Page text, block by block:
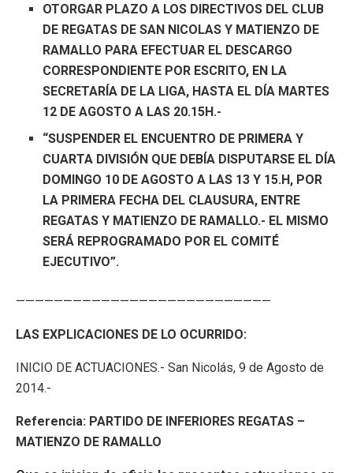
OTORGAR PLAZO A LOS DIRECTIVOS DEL CLUB
DE REGATAS DE SAN NICOLAS Y MATIENZO DE
RAMALLO PARA EFECTUAR EL DESCARGO
CORRESPONDIENTE POR ESCRITO, EN LA
SECRETARÍA DE LA LIGA, HASTA EL DÍA MARTES
12 DE AGOSTO A LAS 20.15H.-
“SUSPENDER EL ENCUENTRO DE PRIMERA Y
CUARTA DIVISIÓN QUE DEBÍA DISPUTARSE EL DÍA
DOMINGO 10 DE AGOSTO A LAS 13 Y 15.H, POR
LA PRIMERA FECHA DEL CLAUSURA, ENTRE
REGATAS Y MATIENZO DE RAMALLO.- EL MISMO
SERÁ REPROGRAMADO POR EL COMITÉ
EJECUTIVO”.
———————————————————————————
LAS EXPLICACIONES DE LO OCURRIDO:
INICIO DE ACTUACIONES.- San Nicolás, 9 de Agosto de
2014.-
Referencia: PARTIDO DE INFERIORES REGATAS –
MATIENZO DE RAMALLO